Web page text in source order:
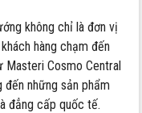
không chỉ là đơn vị
hàng chạm đến
Masteri Cosmo Central
đến những sản phẩm
đẳng cấp quốc tế.